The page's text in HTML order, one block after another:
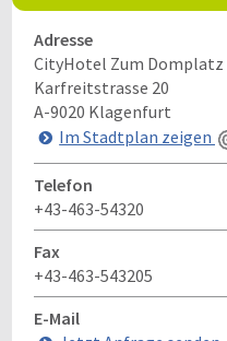
Adresse
CityHotel Zum Domplatz
Karfreitstrasse 20
A-9020 Klagenfurt
Im Stadtplan zeigen
Telefon
+43-463-54320
Fax
+43-463-543205
E-Mail